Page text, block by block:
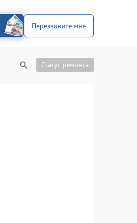
Перезвоните мне
Статус ремонта